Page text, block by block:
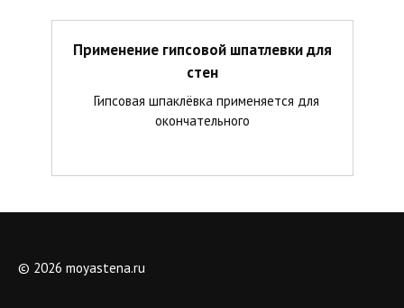
Применение гипсовой шпатлевки для
стен
Гипсовая шпаклёвка применяется для
окончательного
© 2026 moyastena.ru